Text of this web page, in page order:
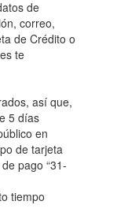
de
correo,
de Crédito o
te
así que,
5 días
en
de tarjeta
pago “31-
tiempo